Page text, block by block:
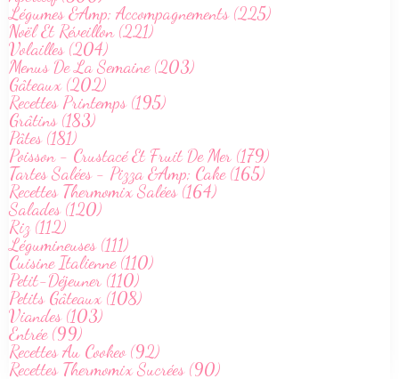
Légumes &Amp; Accompagnements (225)
Noël Et Réveillon (221)
Volailles (204)
Menus De La Semaine (203)
Gâteaux (202)
Recettes Printemps (195)
Grâtins (183)
Pâtes (181)
Poisson - Crustacé Et Fruit De Mer (179)
Tartes Salées - Pizza &Amp; Cake (165)
Recettes Thermomix Salées (164)
Salades (120)
Riz (112)
Légumineuses (111)
Cuisine Italienne (110)
Petit-Déjeuner (110)
Petits Gâteaux (108)
Viandes (103)
Entrée (99)
Recettes Au Cookeo (92)
Recettes Thermomix Sucrées (90)